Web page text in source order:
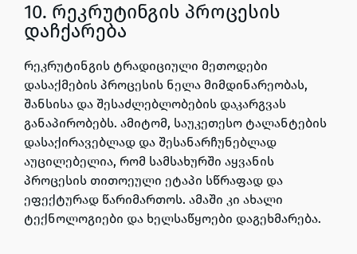
10. რეკრუტინგის პროცესის
დაჩქარება
რეკრუტინგის ტრადიციული მეთოდები
დასაქმების პროცესის ნელა მიმდინარეობას,
შანსისა და შესაძლებლობების დაკარგვას
განაპირობებს. ამიტომ, საუკეთესო ტალანტების
დასაქირავებლად და შესანარჩუნებლად
აუცილებელია, რომ სამსახურში აყვანის
პროცესის თითოეული ეტაპი სწრაფად და
ეფექტურად წარიმართოს. ამაში კი ახალი
ტექნოლოგიები და ხელსაწყოები დაგეხმარება.